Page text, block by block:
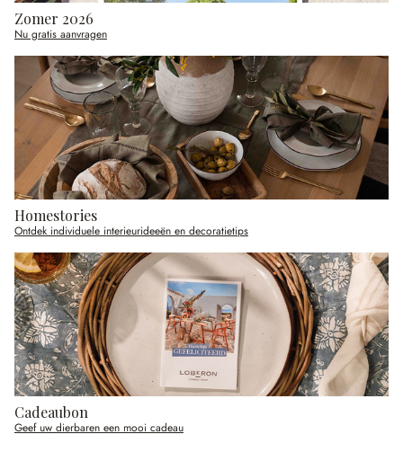
Zomer 2026
Nu gratis aanvragen
Homestories
Ontdek individuele interieurideeën en decoratietips
Cadeaubon
Geef uw dierbaren een mooi cadeau